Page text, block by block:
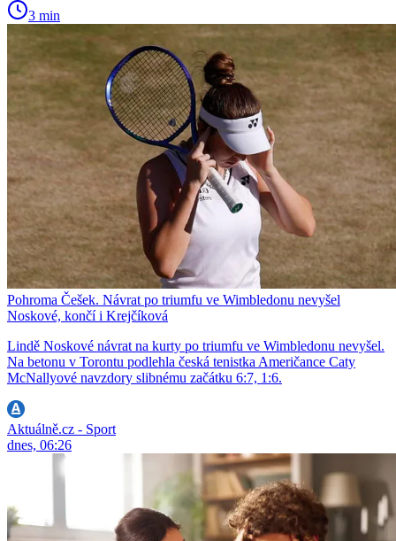
3 min
Pohroma Češek. Návrat po triumfu ve Wimbledonu nevyšel
Noskové, končí i Krejčíková
Lindě Noskové návrat na kurty po triumfu ve Wimbledonu nevyšel.
Na betonu v Torontu podlehla česká tenistka Američance Caty
McNallyové navzdory slibnému začátku 6:7, 1:6.
Aktuálně.cz - Sport
dnes, 06:26